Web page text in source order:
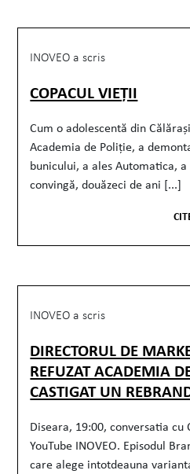
INOVEO a scris
COPACUL VIEȚII
Cum o adolescentă din
Academia de Poliție, a
bunicului, a ales Automatica,
convingă, douăzeci de ani [...]
INOVEO a scris
DIRECTORUL DE
REFUZAT ACADEMIA
CASTIGAT UN
Diseara, 19:00, conversatia cu
YouTube INOVEO. Episodul
care alege intotdeauna